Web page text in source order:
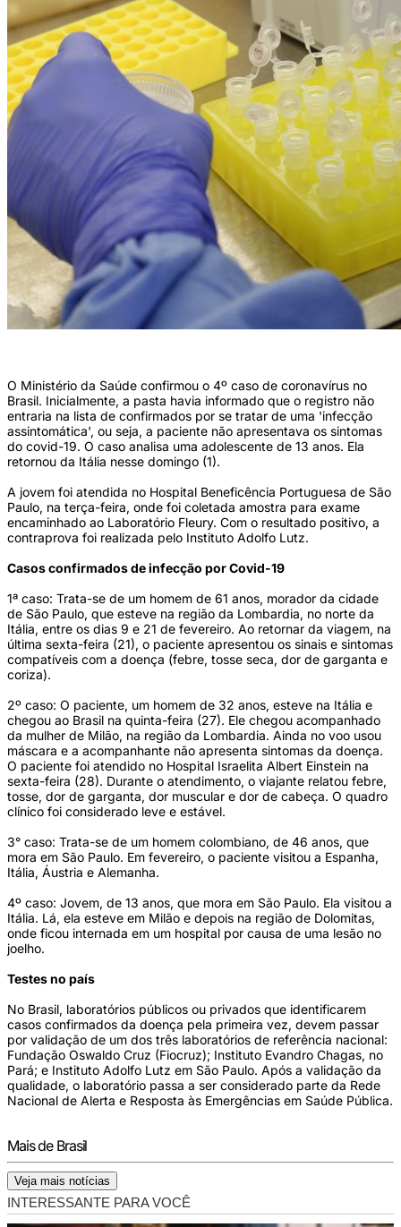
O Ministério da Saúde confirmou o 4º caso de coronavírus no
Brasil. Inicialmente, a pasta havia informado que o registro não
entraria na lista de confirmados por se tratar de uma 'infecção
assintomática', ou seja, a paciente não apresentava os sintomas
do covid-19. O caso analisa uma adolescente de 13 anos. Ela
retornou da Itália nesse domingo (1).
A jovem foi atendida no Hospital Beneficência Portuguesa de São
Paulo, na terça-feira, onde foi coletada amostra para exame
encaminhado ao Laboratório Fleury. Com o resultado positivo, a
contraprova foi realizada pelo Instituto Adolfo Lutz.
Casos confirmados de infecção por Covid-19
1ª caso: Trata-se de um homem de 61 anos, morador da cidade
de São Paulo, que esteve na região da Lombardia, no norte da
Itália, entre os dias 9 e 21 de fevereiro. Ao retornar da viagem, na
última sexta-feira (21), o paciente apresentou os sinais e sintomas
compatíveis com a doença (febre, tosse seca, dor de garganta e
coriza).
2º caso: O paciente, um homem de 32 anos, esteve na Itália e
chegou ao Brasil na quinta-feira (27). Ele chegou acompanhado
da mulher de Milão, na região da Lombardia. Ainda no voo usou
máscara e a acompanhante não apresenta sintomas da doença.
O paciente foi atendido no Hospital Israelita Albert Einstein na
sexta-feira (28). Durante o atendimento, o viajante relatou febre,
tosse, dor de garganta, dor muscular e dor de cabeça. O quadro
clínico foi considerado leve e estável.
3° caso: Trata-se de um homem colombiano, de 46 anos, que
mora em São Paulo. Em fevereiro, o paciente visitou a Espanha,
Itália, Áustria e Alemanha.
4º caso: Jovem, de 13 anos, que mora em São Paulo. Ela visitou a
Itália. Lá, ela esteve em Milão e depois na região de Dolomitas,
onde ficou internada em um hospital por causa de uma lesão no
joelho.
Testes no país
No Brasil, laboratórios públicos ou privados que identificarem
casos confirmados da doença pela primeira vez, devem passar
por validação de um dos três laboratórios de referência nacional:
Fundação Oswaldo Cruz (Fiocruz); Instituto Evandro Chagas, no
Pará; e Instituto Adolfo Lutz em São Paulo. Após a validação da
qualidade, o laboratório passa a ser considerado parte da Rede
Nacional de Alerta e Resposta às Emergências em Saúde Pública.
Mais de Brasil
Veja mais notícias